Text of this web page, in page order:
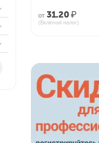
от 31.20₽
(Включая налог)